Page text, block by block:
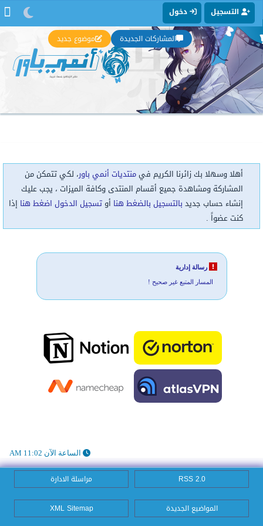
التسجيل دخول
المشاركات الجديدة موضوع جديد
أهلا وسهلا بك زائرنا الكريم فيمنتديات أنمي باور، لكي تتمكن من
المشاركة ومشاهدة جميع أقسام المنتدى وكافة الميزات ، يجب عليك
إنشاء حساب جديد بالتسجيل بالضغط هنا أوتسجيل الدخول اضغط هنا إذا
كنت عضواً .
رسالة إدارية
المسار المتبع غير صحيح !
الساعة الآن 11:02 AM
RSS 2.0 مراسلة الادارة
المواضيع الجديدة XML Sitemap